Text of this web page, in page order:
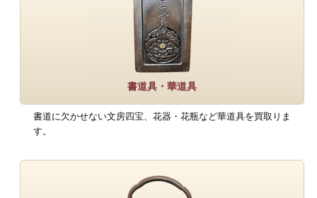
書道具・華道具
書道に欠かせない文房四宝、花器・花瓶など華道具を買取りま
す。